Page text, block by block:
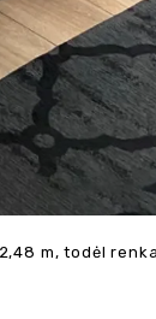
m, todėl